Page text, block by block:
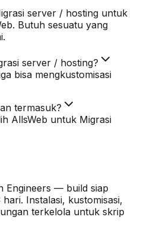
server / hosting untuk
Butuh sesuatu yang
server / hosting?
bisa mengkustomisasi
termasuk?
AllsWeb untuk Migrasi
Engineers — build siap
Instalasi, kustomisasi,
terkelola untuk skrip